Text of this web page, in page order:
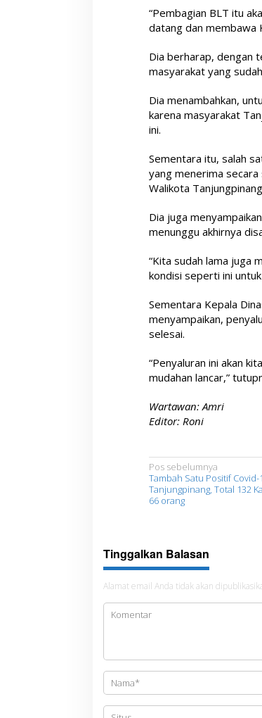
“Pembagian BLT itu
datang dan membawa
Dia berharap, dengan
masyarakat yang
Dia menambahkan,
karena masyarakat
ini.
Sementara itu, salah
yang menerima
Walikota
Dia juga
menunggu akhirnya
“Kita sudah lama juga
kondisi seperti ini
Sementara Kepala
menyampaikan,
selesai.
“Penyaluran ini akan
mudahan lancar,”
Wartawan: Amri
Editor: Roni
N
a
v
g
a
s
i
s
Pos sebelumnya
Tambah Satu Positif Covid-
Tanjungpinang, Total 132
66 orang
Tinggalkan Balasan
Alamat email Anda tidak akan